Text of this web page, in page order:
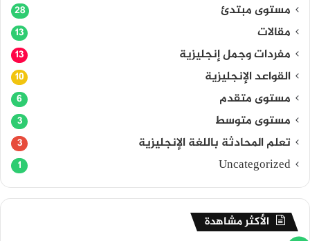
مستوى مبتدئ 28
مقالات 13
مفردات وجمل إنجليزية 13
القواعد الإنجليزية 10
مستوى متقدم 6
مستوى متوسط 3
تعلم المحادثة باللغة الإنجليزية 3
Uncategorized
1
الأكثر مشاهدة